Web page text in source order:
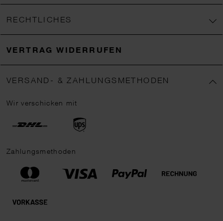
RECHTLICHES
VERTRAG WIDERRUFEN
VERSAND- & ZAHLUNGSMETHODEN
Wir verschicken mit
Zahlungsmethoden